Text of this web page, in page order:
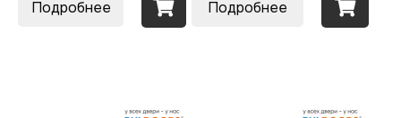
Подробнее Подробнее